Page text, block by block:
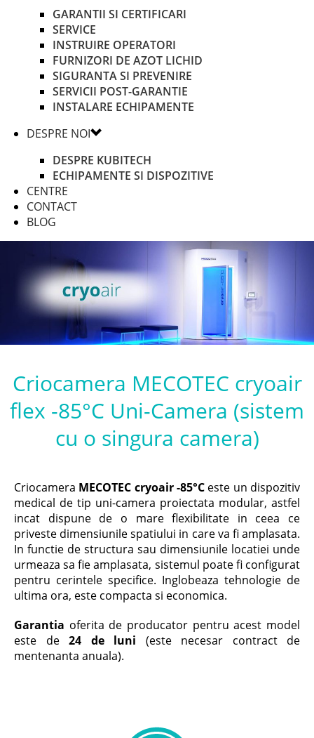
GARANTII SI CERTIFICARI
SERVICE
INSTRUIRE OPERATORI
FURNIZORI DE AZOT LICHID
SIGURANTA SI PREVENIRE
SERVICII POST-GARANTIE
INSTALARE ECHIPAMENTE
DESPRE NOI
DESPRE KUBITECH
ECHIPAMENTE SI DISPOZITIVE
CENTRE
CONTACT
BLOG
Criocamera MECOTEC cryoair
flex -85°C Uni-Camera (sistem
cu o singura camera)
Criocamera MECOTEC cryoair -85°C este un dispozitiv
medical de tip uni-camera proiectata modular, astfel
incat dispune de o mare flexibilitate in ceea ce
priveste dimensiunile spatiului in care va fi amplasata.
In functie de structura sau dimensiunile locatiei unde
urmeaza sa fie amplasata, sistemul poate fi configurat
pentru cerintele specifice. Inglobeaza tehnologie de
ultima ora, este compacta si economica.
Garantia oferita de producator pentru acest model
este de 24 de luni (este necesar contract de
mentenanta anuala).